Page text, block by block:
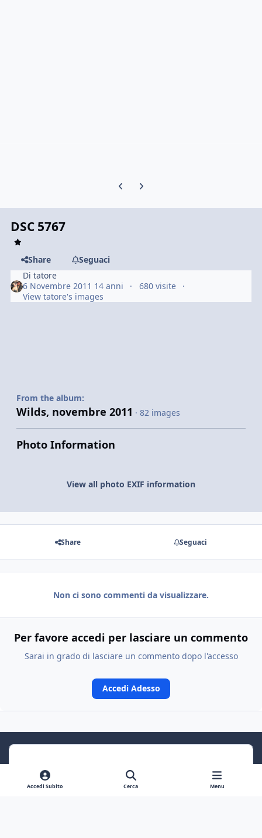
Previous carousel slide
Next carousel slide
DSC 5767
Share
Seguaci
Ditatore
6 Novembre 2011 14 anni
680 visite
View tatore's images
From the album:
Wilds, novembre 2011 · 82 images
Photo Information
View all photo EXIF information
Share Seguaci
Non ci sono commenti da visualizzare.
Per favore accedi per lasciare un commento
Sarai in grado di lasciare un commento dopo l'accesso
Accedi Adesso
Accedi Subito Cerca Menu